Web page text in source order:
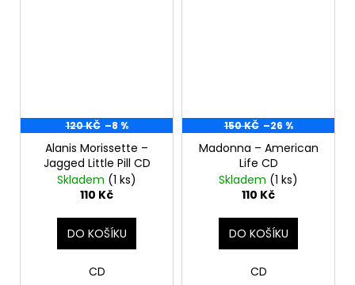
120 KČ –8 %
Alanis Morissette –
Jagged Little Pill CD
Skladem (1 ks)
110 Kč
DO KOŠÍKU
CD
150 KČ –26 %
Madonna – American
Life CD
Skladem (1 ks)
110 Kč
DO KOŠÍKU
CD